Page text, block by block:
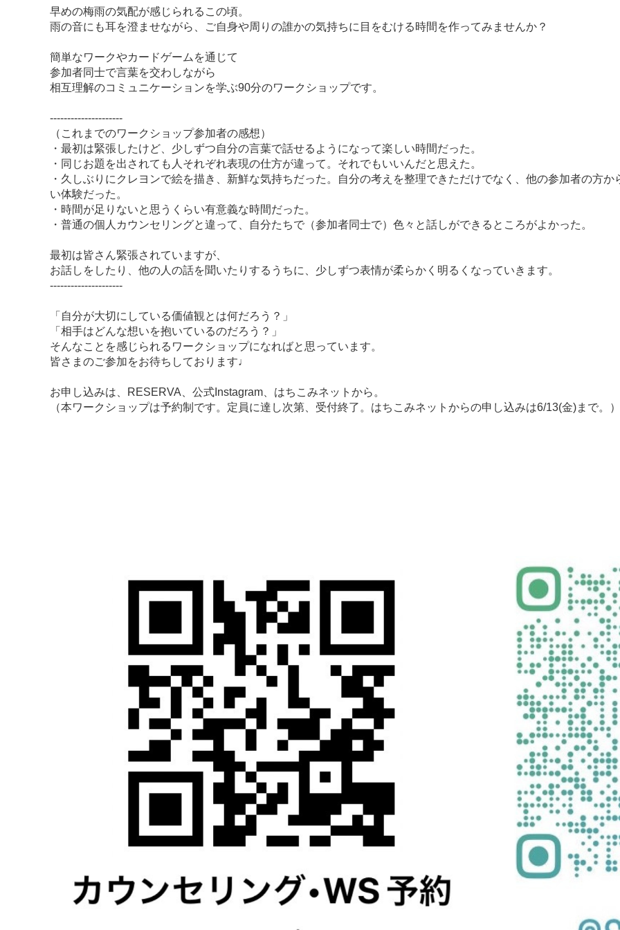
早めの梅雨の気配が感じられるこの頃。
雨の音にも耳を澄ませながら、ご自身や周りの誰かの気持ちに目をむける時間を作ってみませんか？
簡単なワークやカードゲームを通じて
参加者同士で言葉を交わしながら
相互理解のコミュニケーションを学ぶ90分のワークショップです。
---------------------
（これまでのワークショップ参加者の感想）
・最初は緊張したけど、少しずつ自分の言葉で話せるようになって楽しい時間だった。
・同じお題を出されても人それぞれ表現の仕方が違って。それでもいいんだと思えた。
・久しぶりにクレヨンで絵を描き、新鮮な気持ちだった。自分の考えを整理できただけでなく、他の参加者の方
い体験だった。
・時間が足りないと思うくらい有意義な時間だった。
・普通の個人カウンセリングと違って、自分たちで（参加者同士で）色々と話しができるところがよかった。
最初は皆さん緊張されていますが、
お話しをしたり、他の人の話を聞いたりするうちに、少しずつ表情が柔らかく明るくなっていきます。
---------------------
「自分が大切にしている価値観とは何だろう？」
「相手はどんな想いを抱いているのだろう？」
そんなことを感じられるワークショップになればと思っています。
皆さまのご参加をお待ちしております♩
お申し込みは、RESERVA、公式Instagram、はちこみネットから。
（本ワークショップは予約制です。定員に達し次第、受付終了。はちこみネットからの申し込みは6/13(金)まで。）